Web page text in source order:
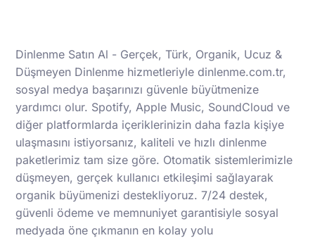
Dinlenme Satın Al - Gerçek, Türk, Organik, Ucuz &
Düşmeyen Dinlenme hizmetleriyle dinlenme.com.tr,
sosyal medya başarınızı güvenle büyütmenize
yardımcı olur. Spotify, Apple Music, SoundCloud ve
diğer platformlarda içeriklerinizin daha fazla kişiye
ulaşmasını istiyorsanız, kaliteli ve hızlı dinlenme
paketlerimiz tam size göre. Otomatik sistemlerimizle
düşmeyen, gerçek kullanıcı etkileşimi sağlayarak
organik büyümenizi destekliyoruz. 7/24 destek,
güvenli ödeme ve memnuniyet garantisiyle sosyal
medyada öne çıkmanın en kolay yolu